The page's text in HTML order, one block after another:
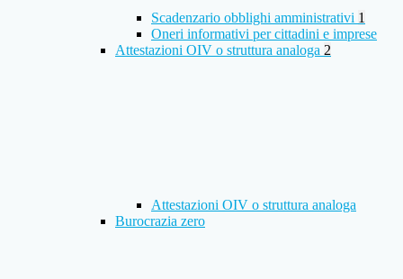
Scadenzario obblighi amministrativi 1
Oneri informativi per cittadini e imprese
Attestazioni OIV o struttura analoga 2
Attestazioni OIV o struttura analoga
Burocrazia zero